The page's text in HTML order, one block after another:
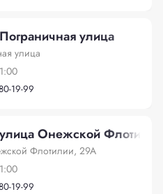
улица
улица
19-99
Онежской
Флотилии, 29А
19-99